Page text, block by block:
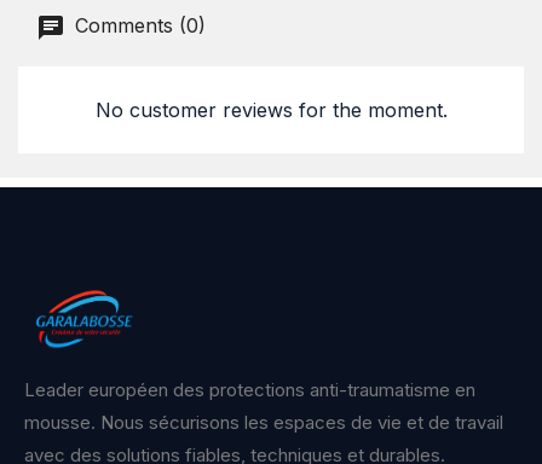
Comments (0)
No customer reviews for the moment.
Leader européen des protections anti-traumatisme en
mousse. Nous sécurisons les espaces de vie et de travail
avec des solutions fiables, techniques et durables.